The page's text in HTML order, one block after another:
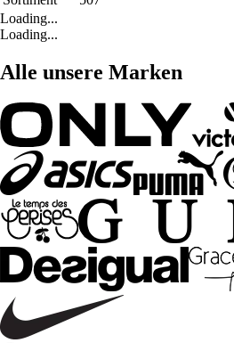
Loading...
Loading...
Alle unsere Marken